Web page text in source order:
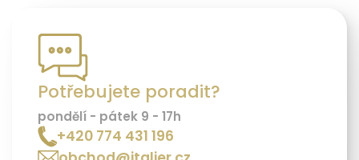
Potřebujete poradit?
pondělí - pátek 9 - 17h
+420 774 431 196